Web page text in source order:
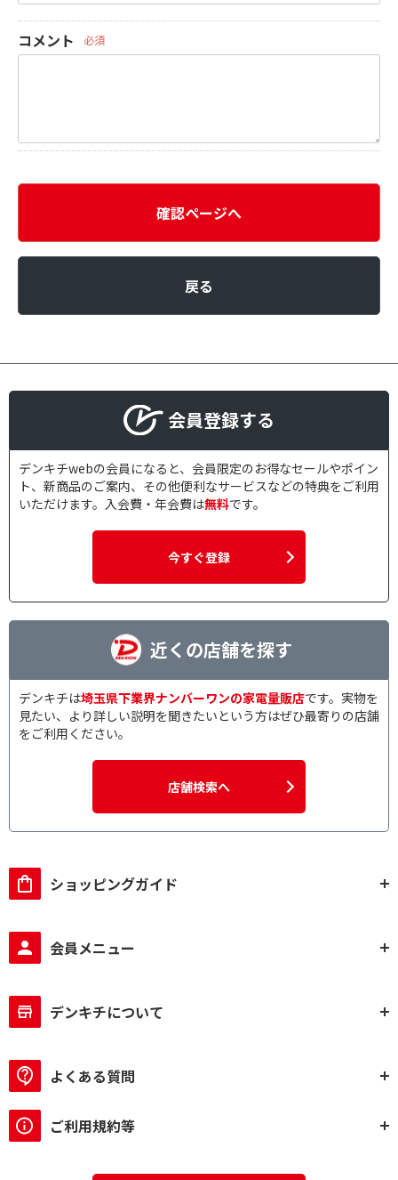
コメント 必須
確認ページへ
戻る
会員登録する
デンキチwebの会員になると、会員限定のお得なセールやポイン
ト、新商品のご案内、その他便利なサービスなどの特典をご利用
いただけます。入会費・年会費は無料です。
今すぐ登録
近くの店舗を探す
デンキチは埼玉県下業界ナンバーワンの家電量販店です。実物を
見たい、より詳しい説明を聞きたいという方はぜひ最寄りの店舗
をご利用ください。
店舗検索へ
ショッピングガイド
会員メニュー
デンキチについて
よくある質問
ご利用規約等